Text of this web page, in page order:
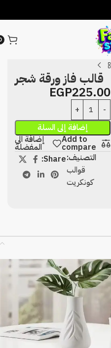
قالب فاز ورقة شجر
EGP225.00
إضافة إلى السلة
Add to
compare
إضافة الى
المفضلة
التصنيف:
قوالب
كونكريت
Share: